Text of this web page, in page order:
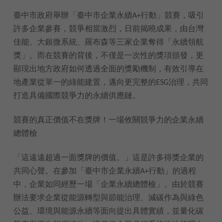
臺中市政府舉辦「臺中市企業永續A+行動」競賽，吸引
許多企業參賽，競爭相當激烈，日前揭曉成果，由台灣
佳能、大銀微系統、羅布森等三家企業奪得「永續領航
獎」。而在競賽的背後，不僅是一次性的獎項頒發，更
顯現出地方政府如何透過全面的獎勵機制，有效引導在
地產業從單一的綠能建置，邁向更完整的ESG治理，共同
打造具備國際競爭力的永續供應鏈。
競賽的真正價值不在獎牌！一場攸關競爭力的企業永續
總體檢
「這遠遠超過一面獎牌的價值。」這是許多得獎企業的
共同心聲。在參加「臺中市企業永續A+行動」的過程
中，企業如同經歷一場「企業永續總體檢」。由於競賽
辦法要求企業從能源轉型與節能治理、減碳作為與綠色
公益、環境與能源永續等面向提出具體實績，並量化碳